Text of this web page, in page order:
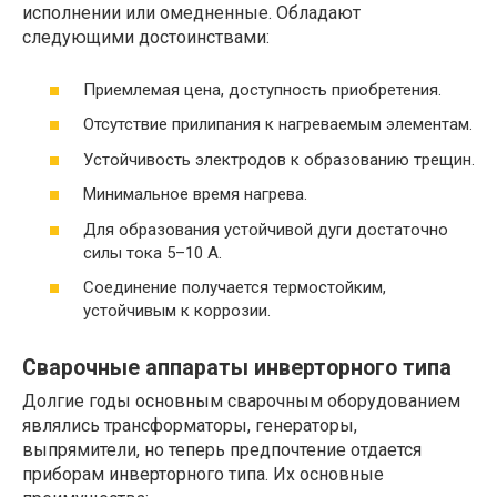
исполнении или омедненные. Обладают
следующими достоинствами:
Приемлемая цена, доступность приобретения.
Отсутствие прилипания к нагреваемым элементам.
Устойчивость электродов к образованию трещин.
Минимальное время нагрева.
Для образования устойчивой дуги достаточно
силы тока 5–10 А.
Соединение получается термостойким,
устойчивым к коррозии.
Сварочные аппараты инверторного типа
Долгие годы основным сварочным оборудованием
являлись трансформаторы, генераторы,
выпрямители, но теперь предпочтение отдается
приборам инверторного типа. Их основные